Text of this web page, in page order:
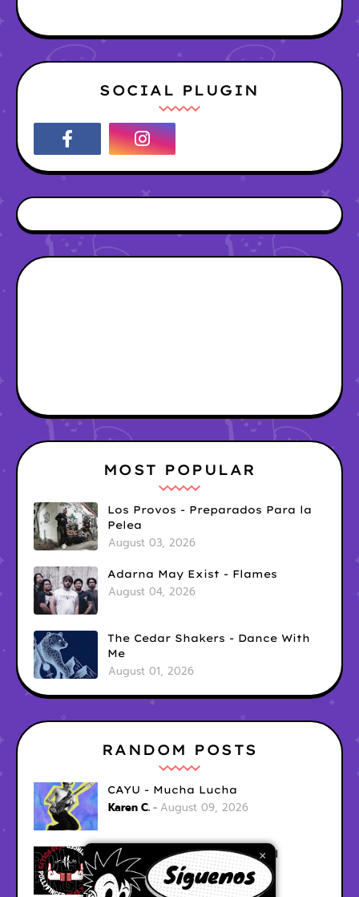
SOCIAL PLUGIN
×
MOST POPULAR
Los Provos - Preparados Para la
Pelea
August 03, 2026
Adarna May Exist - Flames
August 04, 2026
The Cedar Shakers - Dance With
Me
August 01, 2026
RANDOM POSTS
CAYU - Mucha Lucha
Karen C. August 09, 2026
Dead Pollys - Shoot 'em All
Karen C. August 09, 2026